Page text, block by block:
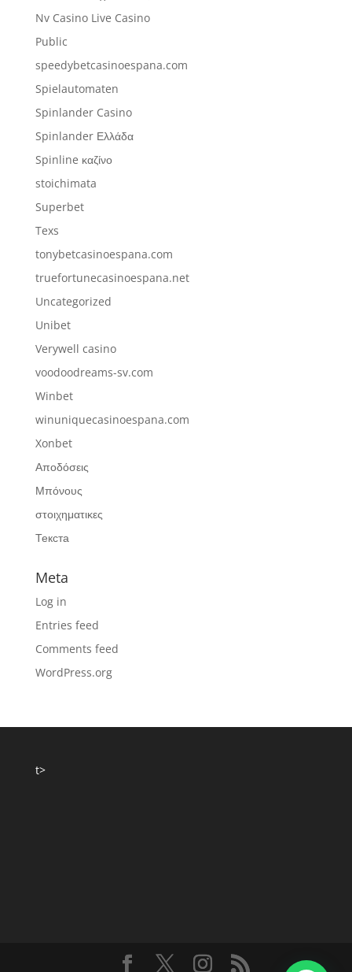
Nv Casino Live Casino
Public
speedybetcasinoespana.com
Spielautomaten
Spinlander Casino
Spinlander Ελλάδα
Spinline καζίνο
stoichimata
Superbet
Texs
tonybetcasinoespana.com
truefortunecasinoespana.net
Uncategorized
Unibet
Verywell casino
voodoodreams-sv.com
Winbet
winuniquecasinoespana.com
Xonbet
Αποδόσεις
Μπόνους
στοιχηματικες
Текста
Meta
Log in
Entries feed
Comments feed
WordPress.org
t>